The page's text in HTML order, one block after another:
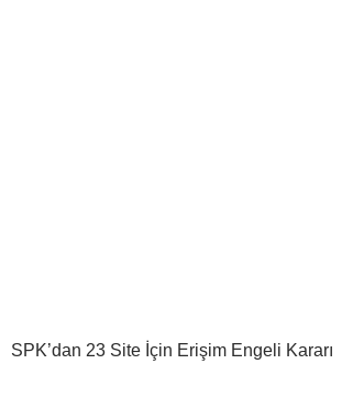
SPK’dan 23 Site İçin Erişim Engeli Kararı